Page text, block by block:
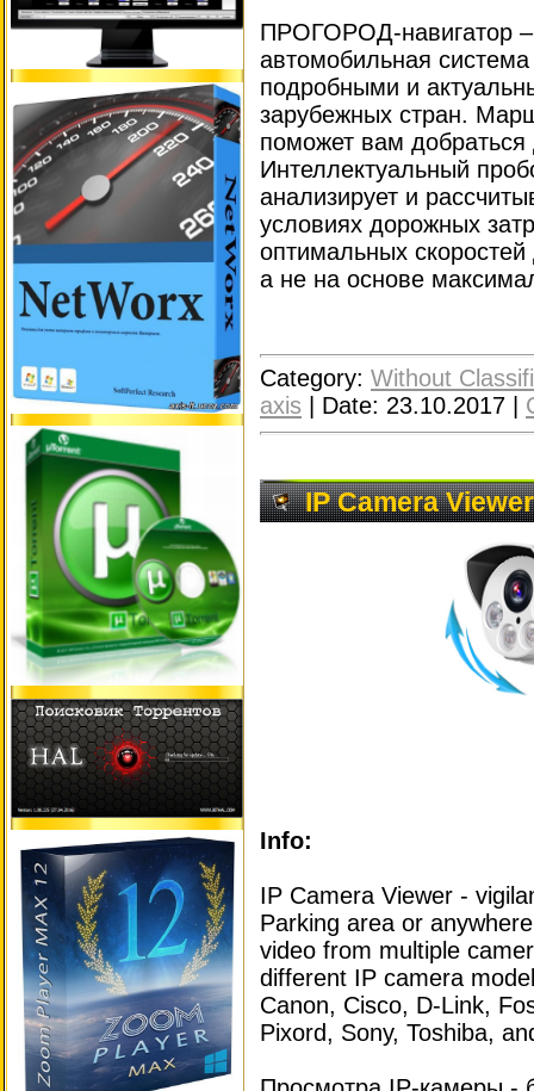
ПРОГОРОД-навигатор –
автомобильная
подробными и
зарубежных стран.
поможет вам
Интеллектуальный
анализирует и
условиях дорожных
оптимальных
а не на основе
Category: Without
axis | Date: 23.10.2017 |
IP Camera
Info:
IP Camera Viewer -
Parking area or
video from multiple
different IP camera
Canon, Cisco, D-Link,
Pixord, Sony, Toshiba,